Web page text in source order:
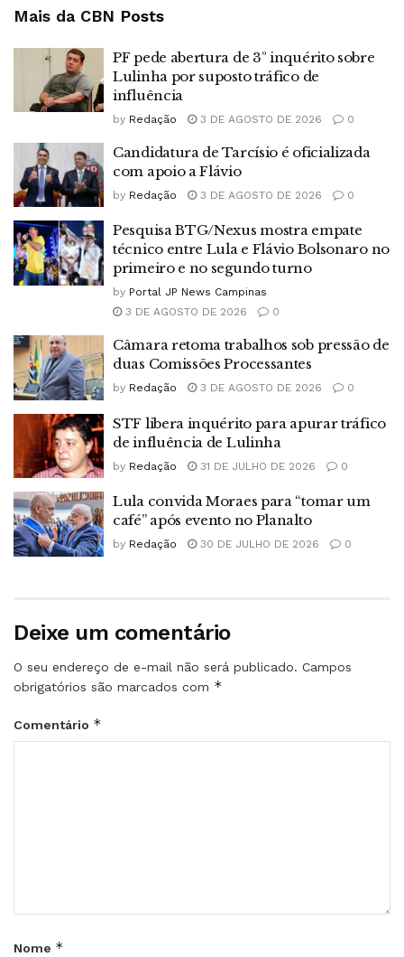
Mais da CBN Posts
PF pede abertura de 3º inquérito sobre
Lulinha por suposto tráfico de
influência
by Redação 3 DE AGOSTO DE 2026 0
Candidatura de Tarcísio é oficializada
com apoio a Flávio
by Redação 3 DE AGOSTO DE 2026 0
Pesquisa BTG/Nexus mostra empate
técnico entre Lula e Flávio Bolsonaro no
primeiro e no segundo turno
by Portal JP News Campinas
3 DE AGOSTO DE 2026
0
Câmara retoma trabalhos sob pressão de
duas Comissões Processantes
by Redação 3 DE AGOSTO DE 2026 0
STF libera inquérito para apurar tráfico
de influência de Lulinha
by Redação 31 DE JULHO DE 2026 0
Lula convida Moraes para “tomar um
café” após evento no Planalto
by Redação 30 DE JULHO DE 2026 0
Deixe um comentário
O seu endereço de e-mail não será publicado. Campos
obrigatórios são marcados com *
Comentário *
Nome *